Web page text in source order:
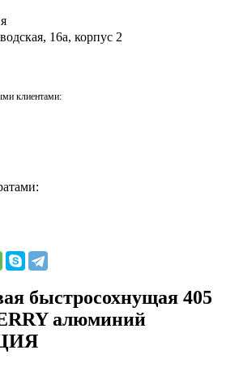
16а, корпус 2
клиентами:
быстросохнущая 405
алюминий